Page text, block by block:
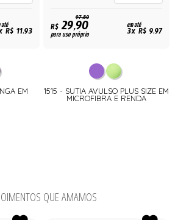
até
R$ 11,93
EM
97,80
R$29,90
para uso próprio
em até
3x R$ 9,97
1515 - SUTIA AVULSO PLUS SIZE EM
MICROFIBRA E RENDA
QUE AMAMOS